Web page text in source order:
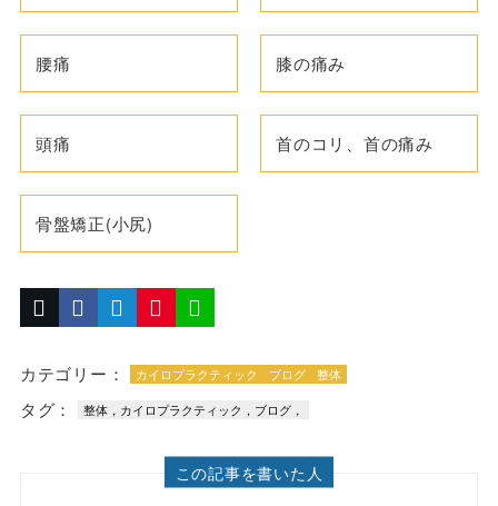
腰痛 膝の痛み
頭痛 首のコリ、首の痛み
骨盤矯正(小尻)
カテゴリー： カイロプラクティック ブログ 整体
タグ： 整体，カイロプラクティック，ブログ，
この記事を書いた人